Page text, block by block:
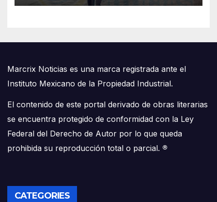
Marcrix Noticias es una marca registrada ante el
Instituto Mexicano de la Propiedad Industrial.
El contenido de este portal derivado de obras literarias
se encuentra protegido de conformidad con la Ley
Federal del Derecho de Autor por lo que queda
prohibida su reproducción total o parcial. ®
CATEGORIES